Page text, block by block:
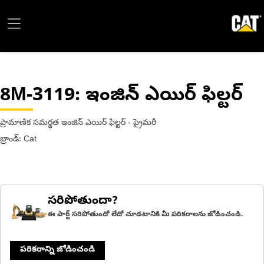
8M-3119: ఇంజిన్ ఎయిర్ ఫిల్టర్
ప్రామాణిక సమర్థత ఇంజిన్ ఎయిర్ ఫిల్టర్ - ప్రైమరీ
బ్రాండ్: Cat
సరిపోతుందా?
ఈ పార్ట్ సరిపోతుందో లేదో చూడటానికి మీ పరికరాలను జోడించండి.
పరికరాన్ని జోడించండి